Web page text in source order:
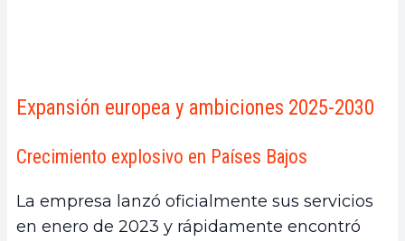
Expansión europea y ambiciones 2025-2030
Crecimiento explosivo en Países Bajos
La empresa lanzó oficialmente sus servicios
en enero de 2023 y rápidamente encontró